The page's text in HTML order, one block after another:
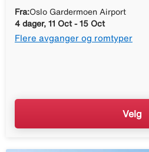
Fra:Oslo Gardermoen Airport
4 dager, 11 Oct - 15 Oct
Flere avganger og romtyper
Velg